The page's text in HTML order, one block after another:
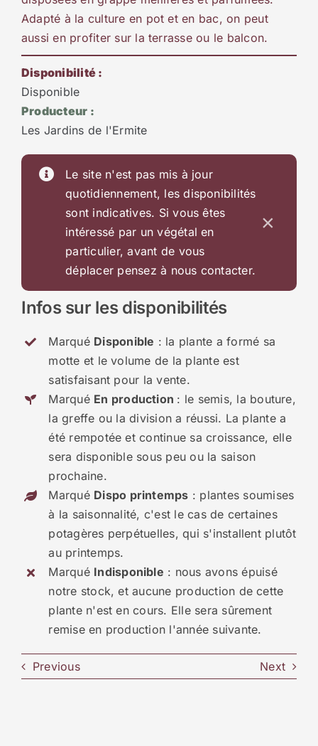
Adapté à la culture en pot et en bac, on peut
aussi en profiter sur la terrasse ou le balcon.
Disponibilité :
Disponible
Producteur :
Les Jardins de l'Ermite
Le site n'est pas mis à jour
quotidiennement, les disponibilités
sont indicatives. Si vous êtes
intéressé par un végétal en
particulier, avant de vous
déplacer pensez à nous contacter.
×
Infos sur les disponibilités
Marqué Disponible : la plante a formé sa
motte et le volume de la plante est
satisfaisant pour la vente.
Marqué En production : le semis, la bouture,
la greffe ou la division a réussi. La plante a
été rempotée et continue sa croissance, elle
sera disponible sous peu ou la saison
prochaine.
Marqué Dispo printemps : plantes soumises
à la saisonnalité, c'est le cas de certaines
potagères perpétuelles, qui s'installent plutôt
au printemps.
Marqué Indisponible : nous avons épuisé
notre stock, et aucune production de cette
plante n'est en cours. Elle sera sûrement
remise en production l'année suivante.
Previous Next